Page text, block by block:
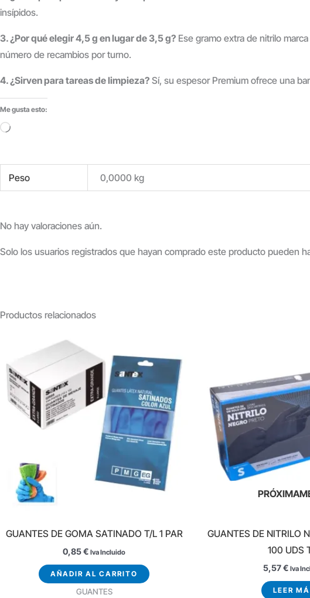
insípidos.
3. ¿Por qué elegir 4,5 g en lugar de 3,5 g? Ese gramo extra de nitrilo
número de recambios por turno.
4. ¿Sirven para tareas de limpieza? Sí, su espesor Premium ofrece una
Me gusta esto:
Cargando...
Peso 0,0000 kg
No hay valoraciones aún.
Solo los usuarios registrados que hayan comprado este producto pueden
Productos relacionados
GUANTES DE GOMA SATINADO T/L 1 PAR
0,85€ Iva Incluido
AÑADIR AL CARRITO
GUANTES
GUANTES DE NITRILO
100 UDS
5,57€ Iva
LEER